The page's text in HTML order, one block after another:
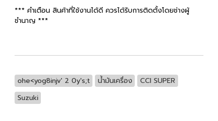
*** คำเตือน สินค้าที่ใช้งานได้ดี ควรได้รับการติดตั้งโดยช่างผู้
ชำนาญ ***
ohe<yog8injv' 2 0y's;t น้ำมันเครื่อง
CCI SUPER
Suzuki